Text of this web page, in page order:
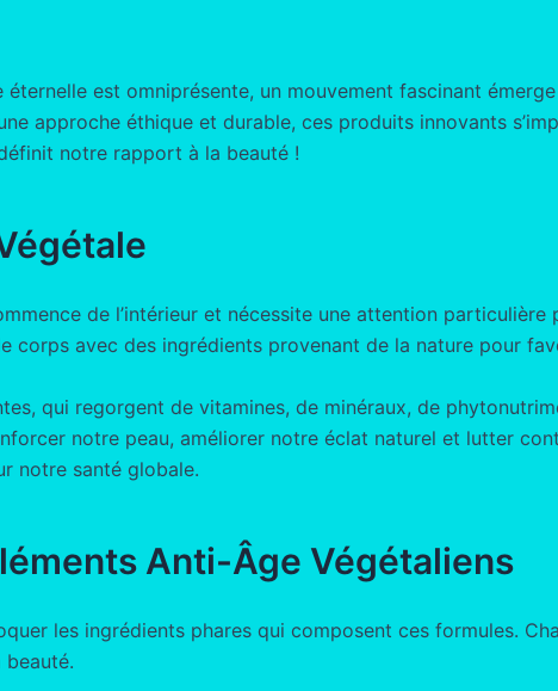
est omniprésente, un mouvement fascinant
approche éthique et durable, ces produits innovants
notre rapport à la beauté !
de l’intérieur et nécessite une attention
corps avec des ingrédients provenant de la nature pour
qui regorgent de vitamines, de minéraux, de
notre peau, améliorer notre éclat naturel et lutter
notre santé globale.
Anti-Âge Végétaliens
les ingrédients phares qui composent ces formules.